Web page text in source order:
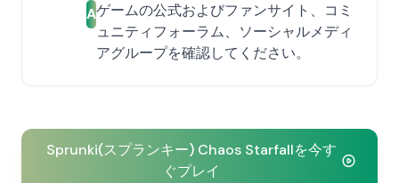
Aゲームの公式およびファンサイト、コミ
ュニティフォーラム、ソーシャルメディ
アグループを確認してください。
Sprunki(スプランキー) Chaos Starfallを今す
ぐプレイ